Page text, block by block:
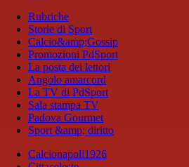
Rubriche
Storie di Sport
Calcio&amp;Gossip
Promozioni PdSport
La posta dei lettori
Angolo amarcord
La TV di PdSport
Sala stampa TV
Padova Gourmet
Sport &amp; diritto
Calcionapoli1926